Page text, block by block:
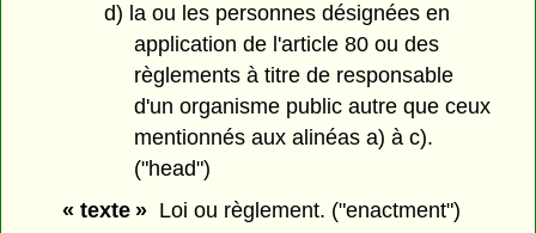
d) la ou les personnes désignées en
application de l'article 80 ou des
règlements à titre de responsable
d'un organisme public autre que ceux
mentionnés aux alinéas a) à c).
("head")
« texte »Loi ou règlement. ("enactment")